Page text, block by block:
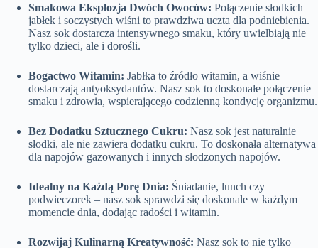
Smakowa Eksplozja Dwóch Owoców: Połączenie słodkich
jabłek i soczystych wiśni to prawdziwa uczta dla podniebienia.
Nasz sok dostarcza intensywnego smaku, który uwielbiają nie
tylko dzieci, ale i dorośli.
Bogactwo Witamin: Jabłka to źródło witamin, a wiśnie
dostarczają antyoksydantów. Nasz sok to doskonałe połączenie
smaku i zdrowia, wspierającego codzienną kondycję organizmu.
Bez Dodatku Sztucznego Cukru: Nasz sok jest naturalnie
słodki, ale nie zawiera dodatku cukru. To doskonała alternatywa
dla napojów gazowanych i innych słodzonych napojów.
Idealny na Każdą Porę Dnia: Śniadanie, lunch czy
podwieczorek – nasz sok sprawdzi się doskonale w każdym
momencie dnia, dodając radości i witamin.
Rozwijaj Kulinarną Kreatywność: Nasz sok to nie tylko